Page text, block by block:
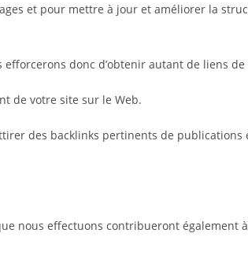
et pour mettre à jour et améliorer la
donc d’obtenir autant de liens
de votre site sur le Web.
des backlinks pertinents de
nous effectuons contribueront également